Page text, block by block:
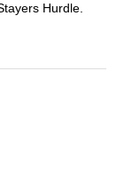
Hurdle.